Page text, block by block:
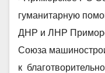
гуманитарную
ДНР и ЛНР
Союза
к